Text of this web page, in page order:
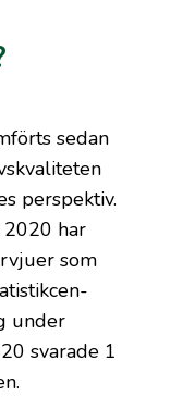
sedan
perspektiv.
har
som
under
svarade 1